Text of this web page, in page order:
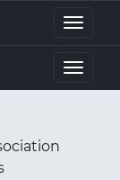
Toggle
Toggle